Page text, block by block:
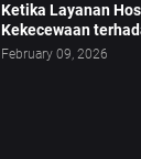
Ketika Layanan
Kekecewaan
February 09, 2026